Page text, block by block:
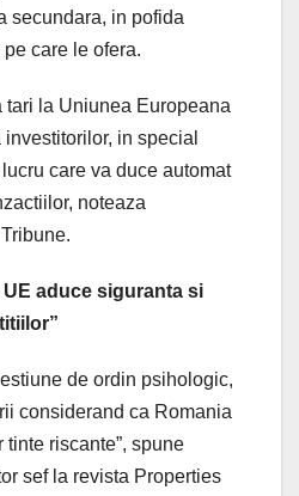
secundara, in pofida
care le ofera.
tari la Uniunea Europeana
in special
care va duce automat
noteaza
aduce siguranta si
de ordin psihologic,
considerand ca Romania
riscante”, spune
sef la revista Properties